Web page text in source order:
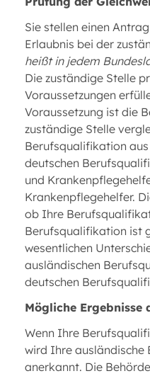
Sie stellen einen
Erlaubnis bei der
heißt in jedem
Die zuständige Stelle
Voraussetzungen
Voraussetzung ist die
zuständige Stelle
Berufsqualifikation
deutschen
und
Krankenpflegehelfer.
ob Ihre
Berufsqualifikation ist
wesentlichen
ausländischen
deutschen
Mögliche Ergebnisse
Wenn Ihre
wird Ihre
anerkannt. Die